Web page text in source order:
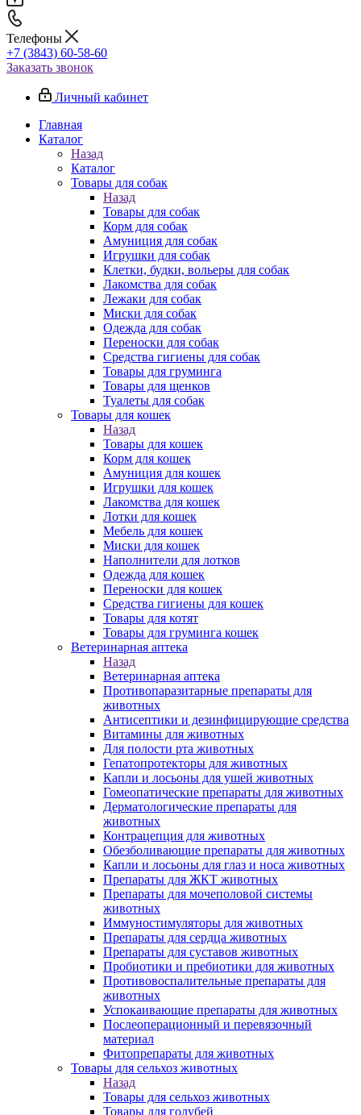
Телефоны
+7 (3843) 60-58-60
Заказать звонок
Личный кабинет
Главная
Каталог
Назад
Каталог
Товары для собак
Назад
Товары для собак
Корм для собак
Амуниция для собак
Игрушки для собак
Клетки, будки, вольеры для собак
Лакомства для собак
Лежаки для собак
Миски для собак
Одежда для собак
Переноски для собак
Средства гигиены для собак
Товары для груминга
Товары для щенков
Туалеты для собак
Товары для кошек
Назад
Товары для кошек
Корм для кошек
Амуниция для кошек
Игрушки для кошек
Лакомства для кошек
Лотки для кошек
Мебель для кошек
Миски для кошек
Наполнители для лотков
Одежда для кошек
Переноски для кошек
Средства гигиены для кошек
Товары для котят
Товары для груминга кошек
Ветеринарная аптека
Назад
Ветеринарная аптека
Противопаразитарные препараты для
животных
Антисептики и дезинфицирующие средства
Витамины для животных
Для полости рта животных
Гепатопротекторы для животных
Капли и лосьоны для ушей животных
Гомеопатические препараты для животных
Дерматологические препараты для
животных
Контрацепция для животных
Обезболивающие препараты для животных
Капли и лосьоны для глаз и носа животных
Препараты для ЖКТ животных
Препараты для мочеполовой системы
животных
Иммуностимуляторы для животных
Препараты для сердца животных
Препараты для суставов животных
Пробиотики и пребиотики для животных
Противовоспалительные препараты для
животных
Успокаивающие препараты для животных
Послеоперационный и перевязочный
материал
Фитопрепараты для животных
Товары для сельхоз животных
Назад
Товары для сельхоз животных
Товары для голубей